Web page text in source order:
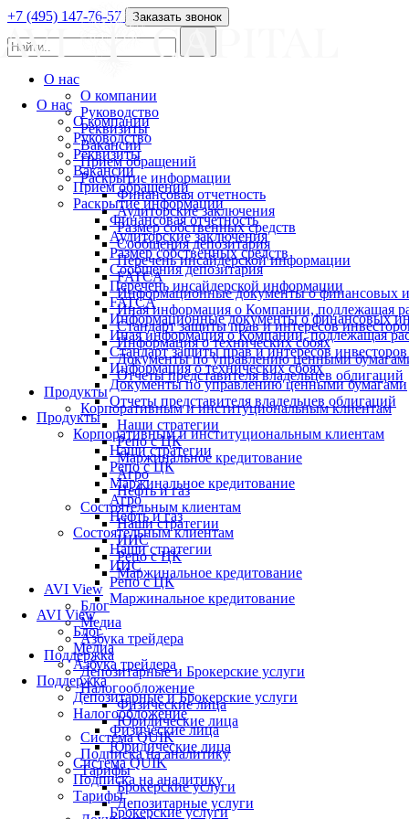
О нас
О компании
Руководство
Реквизиты
Вакансии
Прием обращений
Раскрытие информации
Финансовая отчетность
Аудиторские заключения
Размер собственных средств
Сообщения депозитария
Перечень инсайдерской информации
FATCA
Информационные документы о финансовых
Иная информация о Компании, подлежащая
Стандарт защиты прав и интересов инвесторов
Информация о технических сбоях
Документы по управлению ценными бумагами
Отчеты представителя владельцев облигаций
Продукты
Корпоративным и институциональным клиентам
Наши стратегии
Репо с ЦК
Маржинальное кредитование
Агро
Нефть и газ
Состоятельным клиентам
Наши стратегии
ИИС
Репо с ЦК
Маржинальное кредитование
AVI View
Блог
Медиа
Азбука трейдера
Поддержка
Депозитарные и Брокерские услуги
Налогообложение
Физические лица
Юридические лица
Система QUIK
Подписка на аналитику
Тарифы
Брокерские услуги
+7 (495) 147-76-57 Заказать звонок
О нас
О компании
Руководство
Реквизиты
Вакансии
Прием обращений
Раскрытие информации
Финансовая отчетность
Аудиторские заключения
Размер собственных средств
Сообщения депозитария
Перечень инсайдерской информации
FATCA
Информационные документы о финансовых
Иная информация о Компании, подлежащая
Стандарт защиты прав и интересов
Информация о технических сбоях
Документы по управлению ценными
Отчеты представителя владельцев облигаций
Продукты
Корпоративным и институциональным клиентам
Наши стратегии
Репо с ЦК
Маржинальное кредитование
Агро
Нефть и газ
Состоятельным клиентам
Наши стратегии
ИИС
Репо с ЦК
Маржинальное кредитование
AVI View
Блог
Медиа
Азбука трейдера
Поддержка
Депозитарные и Брокерские услуги
Налогообложение
Физические лица
Юридические лица
Система QUIK
Подписка на аналитику
Тарифы
Брокерские услуги
Депозитарные услуги